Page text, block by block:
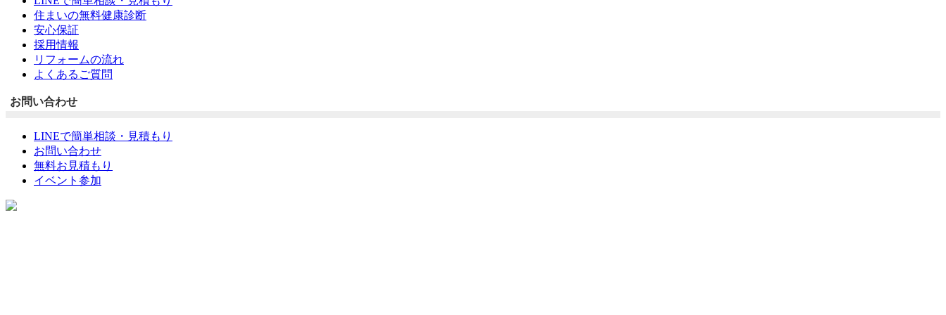
住まいの無料健康診断
安心保証
採用情報
リフォームの流れ
よくあるご質問
お問い合わせ
LINEで簡単相談・見積もり
お問い合わせ
無料お見積もり
イベント参加